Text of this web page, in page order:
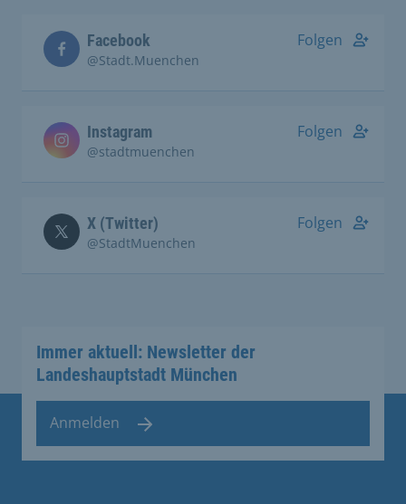
Facebook
@Stadt.Muenchen
Folgen
Instagram
@stadtmuenchen
Folgen
X (Twitter)
@StadtMuenchen
Folgen
Immer aktuell: Newsletter der
Landeshauptstadt München
Anmelden